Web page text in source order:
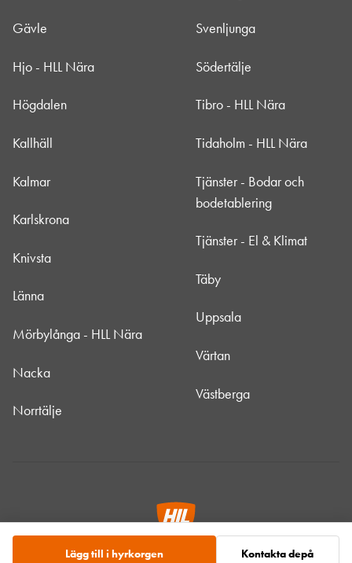
Lägg till i hyrkorgen Kontakta depå
Gävle
Hjo - HLL Nära
Högdalen
Kallhäll
Kalmar
Karlskrona
Knivsta
Länna
Mörbylånga - HLL Nära
Nacka
Norrtälje
Svenljunga
Södertälje
Tibro - HLL Nära
Tidaholm - HLL Nära
Tjänster - Bodar och
bodetablering
Tjänster - El & Klimat
Täby
Uppsala
Värtan
Västberga